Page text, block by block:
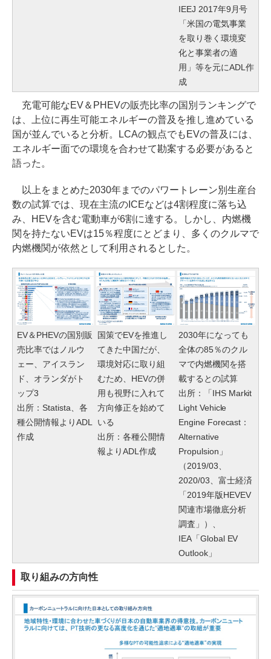
IEEJ 2017年9月号
「米国の電気事業
を取り巻く環境変
化と事業者の適
用」等を元にADL作
成
充電可能なEV＆PHEVの販売比率の国別ランキングで
は、上位に再生可能エネルギーの普及を推し進めている
国が並んでいると分析。LCAの観点でもEVの普及には、
エネルギー面での環境を合わせて勘案する必要があると
語った。
以上をまとめた2030年までのパワートレーン別生産台
数の試算では、現在主流のICEなどは4割程度に落ち込
み、HEVを含む電動車が6割に達する。しかし、内燃機
関を持たないEVは15％程度にとどまり、多くのクルマで
内燃機関が依然として利用されるとした。
EV＆PHEVの国別販
売比率ではノルウ
ェー、アイスラン
ド、オランダがト
ップ3
出所：Statista、各
種公開情報よりADL
作成
国策でEVを推進し
てきた中国だが、
環境対応に取り組
むため、HEVの併
用も視野に入れて
方向修正を始めて
いる
出所：各種公開情
報よりADL作成
2030年になっても
全体の85％のクル
マで内燃機関を搭
載するとの試算
出所：「IHS Markit
Light Vehicle
Engine Forecast：
Alternative
Propulsion」
（2019/03、
2020/03、富士経済
「2019年版HEVEV
関連市場徹底分析
調査」）、
IEA「Global EV
Outlook」
取り組みの方向性